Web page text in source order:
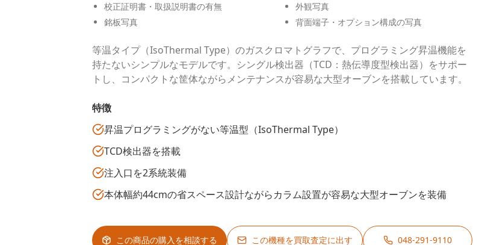
校正証明書・取扱説明書の有無
外観写真
銘板写真
背面端子・オプション構成の写真
等温タイプ（IsoThermal Type）のガスクロマトグラフで、プログラミング昇温機能を
持たないシンプルなモデルです。シングル検出器（TCD：熱伝導度型検出器）をサポー
トし、コンパクトな筐体ながらメンテナンスが容易な大型オーブンを搭載しています。
特徴
昇温プログラミングがない等温型（IsoThermal Type）
TCD検出器を搭載
注入口を2系統装備
本体幅約44cmの省スペース設計ながらカラム設置が容易な大型オーブンを装備
この商品の購入を相談する この機種を買取査定に出す 048-291-9110